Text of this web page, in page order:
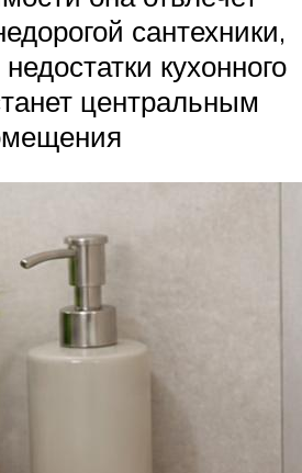
сантехники,
недостатки кухонного
центральным